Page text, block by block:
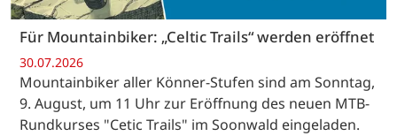
Für Mountainbiker: „Celtic Trails“ werden eröffnet
30.07.2026
Mountainbiker aller Könner-Stufen sind am Sonntag,
9. August, um 11 Uhr zur Eröffnung des neuen MTB-
Rundkurses "Cetic Trails" im Soonwald eingeladen.